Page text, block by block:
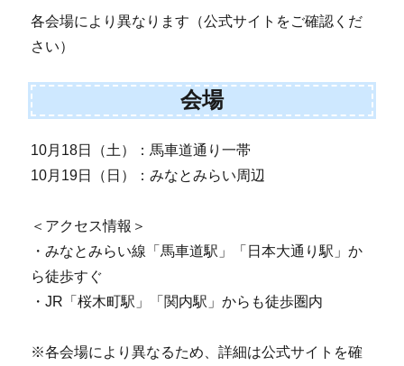
各会場により異なります（公式サイトをご確認くだ
さい）
会場
10月18日（土）：馬車道通り一帯
10月19日（日）：みなとみらい周辺
＜アクセス情報＞
・みなとみらい線「馬車道駅」「日本大通り駅」か
ら徒歩すぐ
・JR「桜木町駅」「関内駅」からも徒歩圏内
※各会場により異なるため、詳細は公式サイトを確